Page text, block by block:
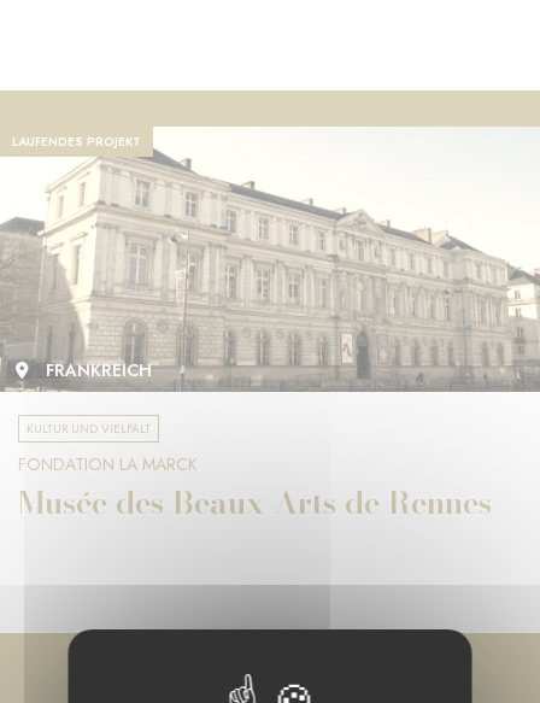
LAUFENDES PROJEKT
FRANKREICH
KULTUR UND VIELFALT
FONDATION LA MARCK
Musée des Beaux-Arts de Rennes